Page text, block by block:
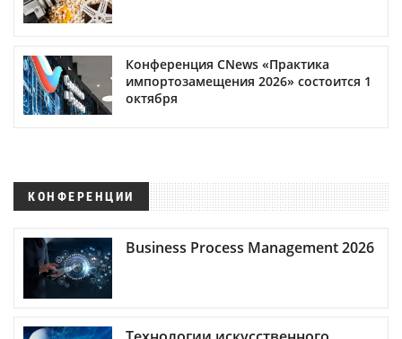
Конференция CNews «Практика
импортозамещения 2026» состоится 1
октября
КОНФЕРЕНЦИИ
Business Process Management 2026